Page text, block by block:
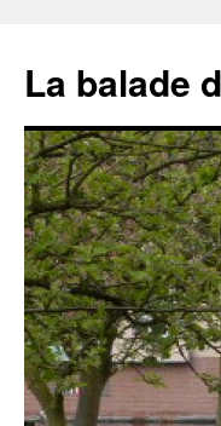
contenu
La balade